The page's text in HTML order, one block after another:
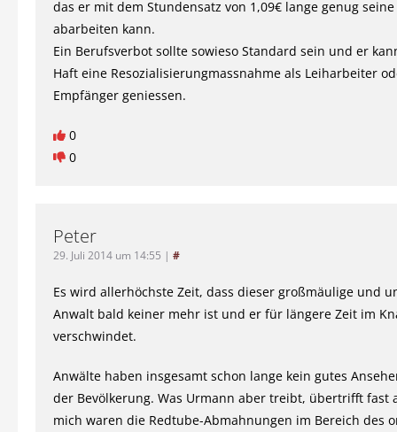
das er mit dem Stundensatz von 1,09€ lange genug
abarbeiten kann.
Ein Berufsverbot sollte sowieso Standard sein und er
Haft eine Resozialisierungmassnahme als Leiharbeiter
Empfänger geniessen.
0
0
Peter
29. Juli 2014 um 14:55 | #
Es wird allerhöchste Zeit, dass dieser großmäulige und
Anwalt bald keiner mehr ist und er für längere Zeit im
verschwindet.
Anwälte haben insgesamt schon lange kein gutes
der Bevölkerung. Was Urmann aber treibt, übertrifft fast
mich waren die Redtube-Abmahnungen im Bereich des